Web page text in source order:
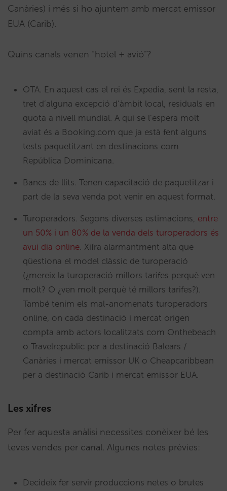
Canàries) i més si ho ajuntem amb mercat emissor
EUA (Carib).
Quins canals venen “hotel + avió”?
OTA. En aquest cas el rei és Expedia, sent la resta,
tret d’alguna excepció d’àmbit local, residuals en
quota a nivell mundial. A qui se l’espera molt
aviat és a Booking.com que ja està fent alguns
tests paquetitzant en destinacions com
República Dominicana.
Bancs de llits. Tenen capacitació de paquetitzar i
part de la seva venda pot venir en aquest format.
Turoperadors. Segons diverses estimacions, entre
un 50% i un 80% de la venda dels turoperadors és
avui dia online. Xifra alarmantment alta que
qüestiona el model clàssic de turoperació
(¿mereix la turoperació millors tarifes perquè ven
molt? O ¿ven molt perquè té millors tarifes?).
També tenim els mal-anomenats turoperadors
online, on cada destinació i mercat origen
compta amb actors localitzats com Onthebeach
o Travelrepublic per a destinació Balears /
Canàries i mercat emissor UK o Cheapcaribbean
per a destinació Carib i mercat emissor EUA.
Les xifres
Per fer aquesta anàlisi necessites conèixer bé les
teves vendes per canal. Algunes notes prèvies:
Decideix fer servir produccions netes o brutes